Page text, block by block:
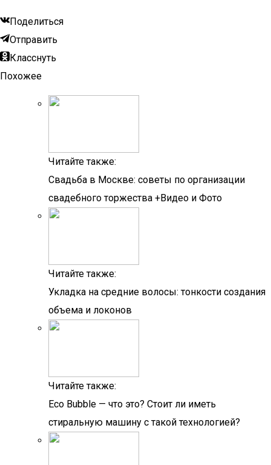
Поделиться
Отправить
Класснуть
Похожее
Читайте также:
Свадьба в Москве: советы по организации
свадебного торжества +Видео и Фото
Читайте также:
Укладка на средние волосы: тонкости создания
объема и локонов
Читайте также:
Eco Bubble — что это? Стоит ли иметь
стиральную машину с такой технологией?